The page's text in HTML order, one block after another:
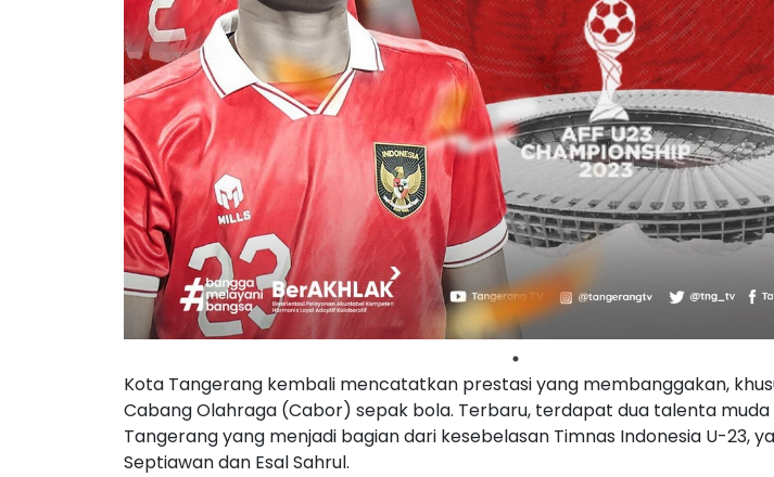
Kota Tangerang kembali mencatatkan prestasi yang membanggakan,
Cabang Olahraga (Cabor) sepak bola. Terbaru, terdapat dua talenta muda
Tangerang yang menjadi bagian dari kesebelasan Timnas Indonesia U-23,
Septiawan dan Esal Sahrul.